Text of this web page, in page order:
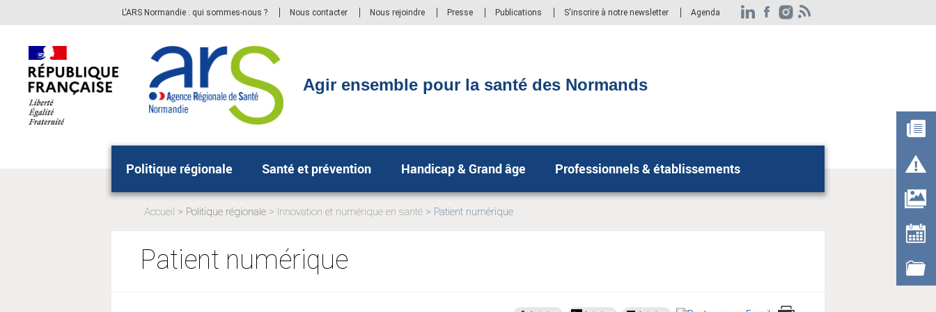
principal,
L'ARS Normandie : qui sommes-nous ? Nous contacter Nous rejoindre Presse Publications S'inscrire à notre newsletter Agenda
Agir ensemble pour la santé des Normands
Politique régionale Santé et prévention Handicap & Grand âge Professionnels & établissements
Accueil
Politique régionale
Innovation et numérique en santé
Patient numérique
Patient numérique